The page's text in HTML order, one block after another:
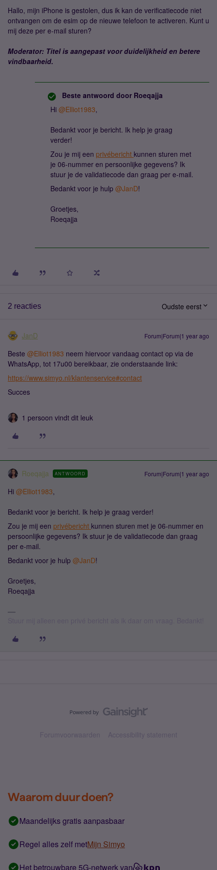
Hallo, mijn iPhone is gestolen, dus ik kan de verificatiecode niet
ontvangen om de esim op de nieuwe telefoon te activeren. Kunt u
mij deze per e-mail sturen?
Moderator: Titel is aangepast voor duidelijkheid en betere
vindbaarheid.
Beste antwoord door Roeqajja
Hi ​ @Elliot1983,
Bedankt voor je bericht. Ik help je graag
verder!
Zou je mij een privébericht kunnen sturen met
je 06-nummer en persoonlijke gegevens? Ik
stuur je de validatiecode dan graag per e-mail.
Bedankt voor je hulp ​ @JanD!
Groetjes,
Roeqajja
2 reacties Oudste eerst
JanD Forum|Forum|1 year ago
Beste ​ @Elliot1983 neem hiervoor vandaag contact op via de
WhatsApp, tot 17u00 bereikbaar, zie onderstaande link:
https://www.simyo.nl/klantenservice#contact
Succes
1 persoon vindt dit leuk
Roeqajja ANTWOORD Forum|Forum|1 year ago
Hi ​ @Elliot1983,
Bedankt voor je bericht. Ik help je graag verder!
Zou je mij een privébericht kunnen sturen met je 06-nummer en
persoonlijke gegevens? Ik stuur je de validatiecode dan graag
per e-mail.
Bedankt voor je hulp ​ @JanD!
Groetjes,
Roeqajja
Forumvoorwaarden Accessibility statement
Waarom duur doen?
Maandelijks gratis aanpasbaar
Regel alles zelf metMijn Simyo
Het betrouwbare 5G-netwerk van